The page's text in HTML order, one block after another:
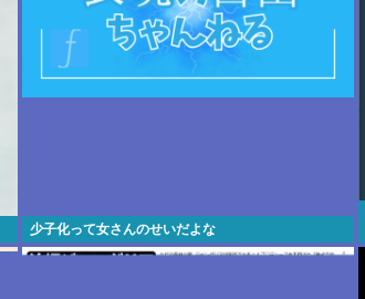
少子化って女さんのせいだよな